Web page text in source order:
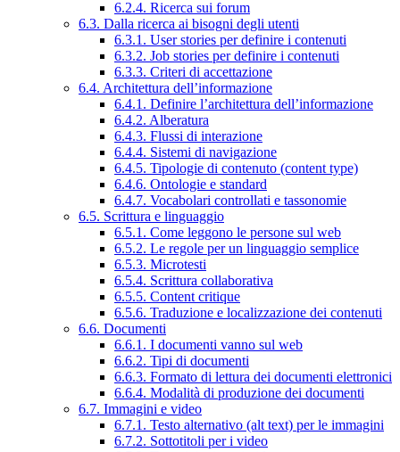
6.2.4. Ricerca sui forum
6.3. Dalla ricerca ai bisogni degli utenti
6.3.1. User stories per definire i contenuti
6.3.2. Job stories per definire i contenuti
6.3.3. Criteri di accettazione
6.4. Architettura dell’informazione
6.4.1. Definire l’architettura dell’informazione
6.4.2. Alberatura
6.4.3. Flussi di interazione
6.4.4. Sistemi di navigazione
6.4.5. Tipologie di contenuto (content type)
6.4.6. Ontologie e standard
6.4.7. Vocabolari controllati e tassonomie
6.5. Scrittura e linguaggio
6.5.1. Come leggono le persone sul web
6.5.2. Le regole per un linguaggio semplice
6.5.3. Microtesti
6.5.4. Scrittura collaborativa
6.5.5. Content critique
6.5.6. Traduzione e localizzazione dei contenuti
6.6. Documenti
6.6.1. I documenti vanno sul web
6.6.2. Tipi di documenti
6.6.3. Formato di lettura dei documenti elettronici
6.6.4. Modalità di produzione dei documenti
6.7. Immagini e video
6.7.1. Testo alternativo (alt text) per le immagini
6.7.2. Sottotitoli per i video